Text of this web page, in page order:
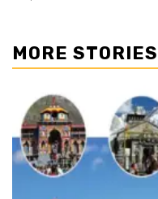
MORE STORIES